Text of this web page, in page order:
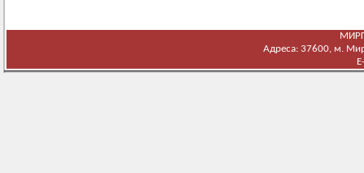
Адреса: 37600, м.